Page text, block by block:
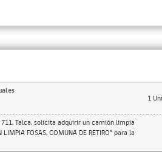
1
Talca, solicita adquirir un camión limpia
FOSAS, COMUNA DE RETIRO” para la